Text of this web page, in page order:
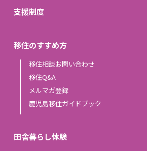
支援制度
移住のすすめ方
移住相談お問い合わせ
移住Q&A
メルマガ登録
鹿児島移住ガイドブック
田舎暮らし体験